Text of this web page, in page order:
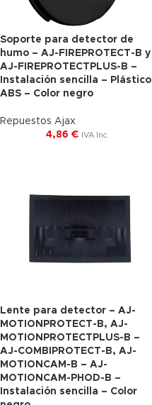
Soporte para detector de
humo – AJ-FIREPROTECT-B y
AJ-FIREPROTECTPLUS-B –
Instalación sencilla – Plástico
ABS – Color negro
Repuestos Ajax
4,86 € IVA Inc.
Lente para detector – AJ-
MOTIONPROTECT-B, AJ-
MOTIONPROTECTPLUS-B –
AJ-COMBIPROTECT-B, AJ-
MOTIONCAM-B – AJ-
MOTIONCAM-PHOD-B –
Instalación sencilla – Color